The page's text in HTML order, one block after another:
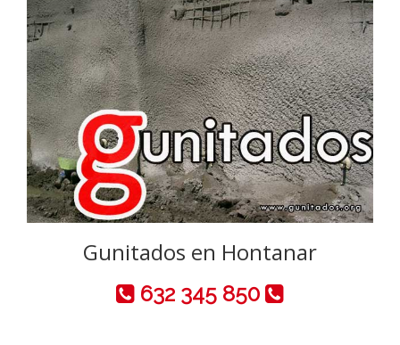
Gunitados en Hontanar
632 345 850